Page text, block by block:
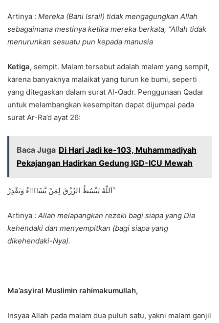
Artinya : Mereka (Bani Israil) tidak mengagungkan Allah
sebagaimana mestinya ketika mereka berkata, “Allah tidak
menurunkan sesuatu pun kepada manusia
Ketiga, sempit. Malam tersebut adalah malam yang sempit,
karena banyaknya malaikat yang turun ke bumi, seperti
yang ditegaskan dalam surat Al-Qadr. Penggunaan Qadar
untuk melambangkan kesempitan dapat dijumpai pada
surat Ar-Ra’d ayat 26:
Baca Juga Di Hari Jadi ke-103, Muhammadiyah
Pekajangan Hadirkan Gedung IGD-ICU Mewah
اَللّٰهُ يَبْسُطُ الرِّزْقَ لِمَنْ يَّشَاۤءُ وَيَقْدِرُ ۗ
Artinya : Allah melapangkan rezeki bagi siapa yang Dia
kehendaki dan menyempitkan (bagi siapa yang
dikehendaki-Nya).
Ma’asyiral Muslimin rahimakumullah,
Insyaa Allah pada malam dua puluh satu, yakni malam ganjil